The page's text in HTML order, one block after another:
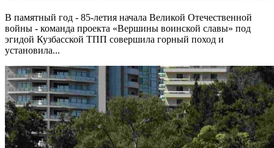
В памятный год - 85-летия начала Великой Отечественной
войны - команда проекта «Вершины воинской славы» под
эгидой Кузбасской ТПП совершила горный поход и
установила...